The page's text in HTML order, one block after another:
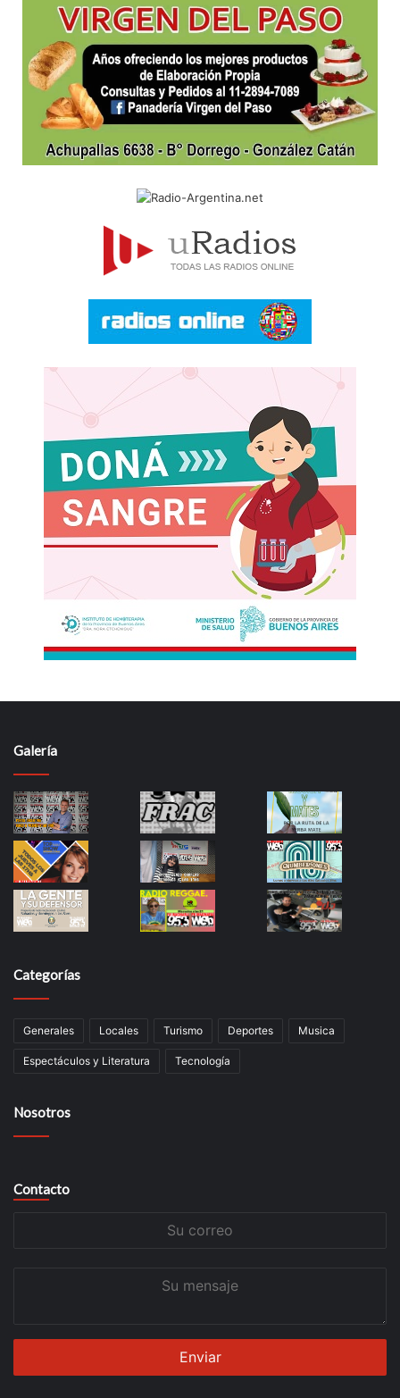
Galería
Categorías
Generales Locales Turismo Deportes Musica
Espectáculos y Literatura Tecnología
Nosotros
Contacto